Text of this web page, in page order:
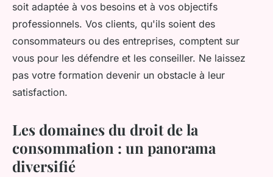
soit adaptée à vos besoins et à vos objectifs
professionnels. Vos clients, qu'ils soient des
consommateurs ou des entreprises, comptent sur
vous pour les défendre et les conseiller. Ne laissez
pas votre formation devenir un obstacle à leur
satisfaction.
Les domaines du droit de la
consommation : un panorama
diversifié